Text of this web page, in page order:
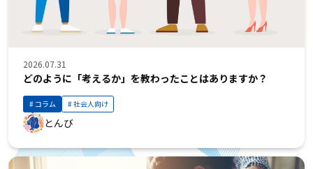
2026.07.31
どのように「考えるか」を教わったことはありますか？
コラム 社会人向け
とんび